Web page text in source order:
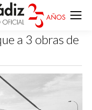
a 3 obras de